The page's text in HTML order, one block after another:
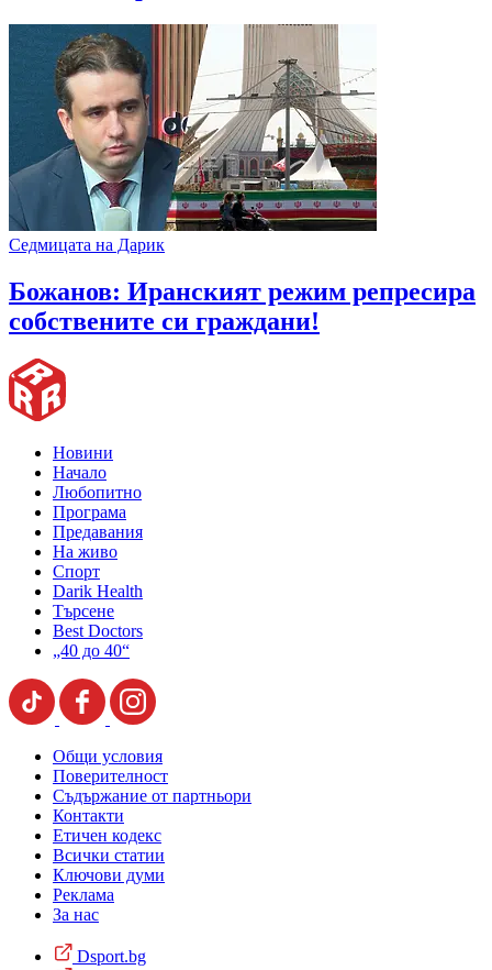
Седмицата на Дарик
Божанов: Иранският режим репресира
собствените си граждани!
Новини
Начало
Любопитно
Програма
Предавания
На живо
Спорт
Darik Health
Търсене
Best Doctors
„40 до 40“
Общи условия
Поверителност
Съдържание от партньори
Контакти
Етичен кодекс
Всички статии
Ключови думи
Реклама
За нас
Dsport.bg